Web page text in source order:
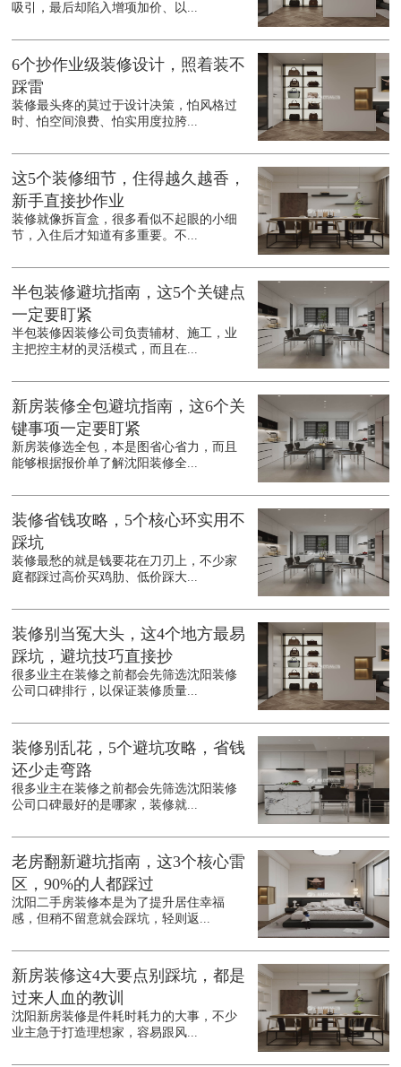
吸引，最后却陷入增项加价、以...
6个抄作业级装修设计，照着装不
踩雷
装修最头疼的莫过于设计决策，怕风格过
时、怕空间浪费、怕实用度拉胯...
这5个装修细节，住得越久越香，
新手直接抄作业
装修就像拆盲盒，很多看似不起眼的小细
节，入住后才知道有多重要。不...
半包装修避坑指南，这5个关键点
一定要盯紧
半包装修因装修公司负责辅材、施工，业
主把控主材的灵活模式，而且在...
新房装修全包避坑指南，这6个关
键事项一定要盯紧
新房装修选全包，本是图省心省力，而且
能够根据报价单了解沈阳装修全...
装修省钱攻略，5个核心环实用不
踩坑
装修最愁的就是钱要花在刀刃上，不少家
庭都踩过高价买鸡肋、低价踩大...
装修别当冤大头，这4个地方最易
踩坑，避坑技巧直接抄
很多业主在装修之前都会先筛选沈阳装修
公司口碑排行，以保证装修质量...
装修别乱花，5个避坑攻略，省钱
还少走弯路
很多业主在装修之前都会先筛选沈阳装修
公司口碑最好的是哪家，装修就...
老房翻新避坑指南，这3个核心雷
区，90%的人都踩过
沈阳二手房装修本是为了提升居住幸福
感，但稍不留意就会踩坑，轻则返...
新房装修这4大要点别踩坑，都是
过来人血的教训
沈阳新房装修是件耗时耗力的大事，不少
业主急于打造理想家，容易跟风...